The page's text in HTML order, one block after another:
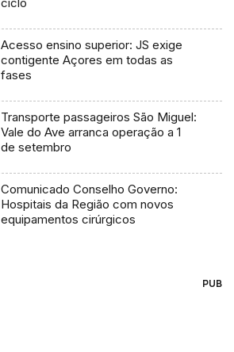
ciclo
Acesso ensino superior: JS exige
contigente Açores em todas as
fases
Transporte passageiros São Miguel:
Vale do Ave arranca operação a 1
de setembro
Comunicado Conselho Governo:
Hospitais da Região com novos
equipamentos cirúrgicos
PUB